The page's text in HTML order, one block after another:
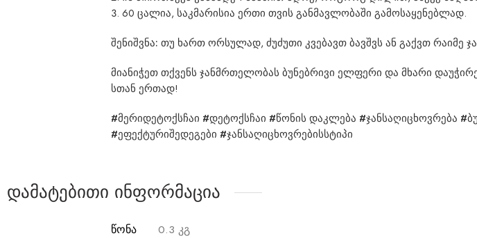
60 ცალია, საკმარისია ერთი თვის განმავლობაში გამოსაყენებლად.
შენიშვნა: თუ ხართ ორსულად, ძუძუთი კვებავთ ბავშვს ან გაქვთ
მიანიჭეთ თქვენს ჯანმრთელობას ბუნებრივი ელფერი და მხარი
სთან ერთად!
#მერიდეტოქსჩაი #დეტოქსჩაი #წონის დაკლება #ჯანსაღიცხოვრება
#ეფექტურიშედეგები #ჯანსაღიცხოვრებისსტიპი
დამატებითი ინფორმაცია
წონა
0.3 კგ